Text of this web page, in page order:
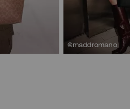
@maddromano